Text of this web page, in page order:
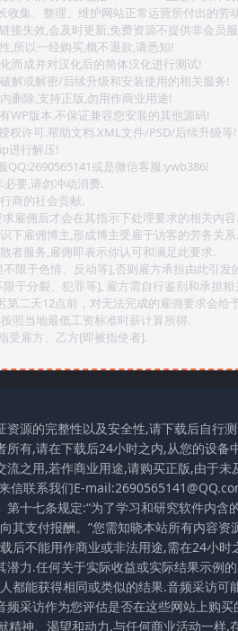
集、整理、维护网站正常运营所付出的劳
接失效,会及时更新,免费资源不提供非会员
,所以一经购买,概不退款,请悉知!
而成并对汉化后的简体汉化进行测试!
解或解密/后续升级和安装使用的相关服务!
删除,支持正版,勿用作商业用途!
WP版本.不保证兼容您安装的其他源码!
权许可.帮助文档.XML文件/PSD/后续升级等!
进行解压!
或是微信客服:ywb386!
要,请勿冲动消费.
商的社会贡献.
雇佣后才会在其指示下处理要求的相关内容.
下雇佣博主,形成博主受雇于访客的劳务关系.
者服务,雇佣即表示你认可和满足此要求.
限于色情、反动等],否则雇方承担由此引发
于分裂、犯罪等], 雇方需自行鉴别和承担相
二天12点前，对无法完成的雇佣要求会给
照当地最低工资标准时薪计算所得.
受雇方、乙方[即被指使者].
源的完整性以及安全性,请下载后自行测
有,请在下载后24小时之内,从您的设备
之用,若作商业用途,请购买正版,由于未
信联系我们E-
十七条规定:“为了学习和研究软件内
其支付报酬。”您需知晓本站所有内容
后不能用作商业或非法用途,需在24小
力.任何关于实际收益或实际结果示例
都能获得相同或类似的结果.音频采访
采访作为您评估是否在这些网站上购
神、渴望和动力.与任何商业活动一样